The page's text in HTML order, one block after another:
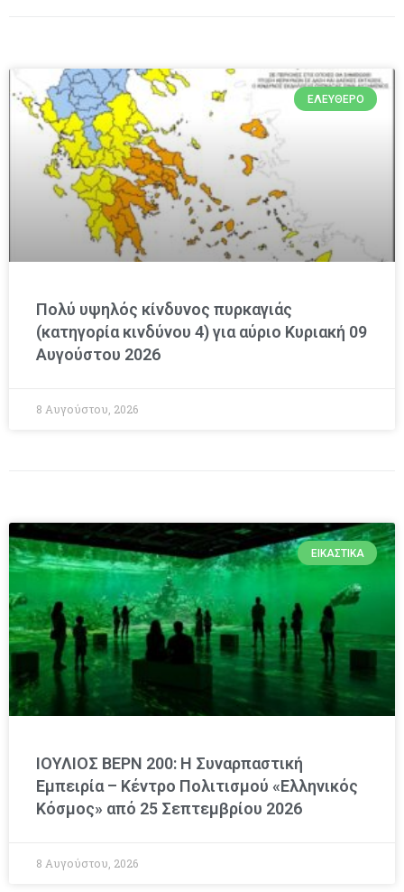
ΕΛΕΎΘΕΡΟ
Πολύ υψηλός κίνδυνος πυρκαγιάς
(κατηγορία κινδύνου 4) για αύριο Κυριακή 09
Αυγούστου 2026
8 Αυγούστου, 2026
ΕΙΚΑΣΤΙΚΆ
ΙΟΥΛΙΟΣ ΒΕΡΝ 200: Η Συναρπαστική
Εμπειρία – Κέντρο Πολιτισμού «Ελληνικός
Κόσμος» από 25 Σεπτεμβρίου 2026
8 Αυγούστου, 2026